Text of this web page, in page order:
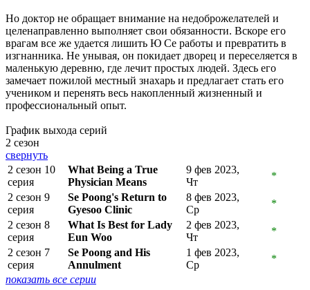
Но доктор не обращает внимание на недоброжелателей и
целенаправленно выполняет свои обязанности. Вскоре его
врагам все же удается лишить Ю Се работы и превратить в
изгнанника. Не унывая, он покидает дворец и переселяется в
маленькую деревню, где лечит простых людей. Здесь его
замечает пожилой местный знахарь и предлагает стать его
учеником и перенять весь накопленный жизненный и
профессиональный опыт.
График выхода серий
2 сезон
свернуть
2 сезон 10
серия
What Being a True
Physician Means
9 фев 2023,
Чт
*
2 сезон 9
серия
Se Poong's Return to
Gyesoo Clinic
8 фев 2023,
Ср
*
2 сезон 8
серия
What Is Best for Lady
Eun Woo
2 фев 2023,
Чт
*
2 сезон 7
серия
Se Poong and His
Annulment
1 фев 2023,
Ср
*
показать все серии